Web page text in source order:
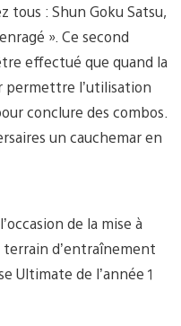
tous : Shun Goku Satsu,
». Ce second
effectué que quand la
permettre l’utilisation
conclure des combos.
un cauchemar en
de la mise à
terrain d’entraînement
Ultimate de l’année 1